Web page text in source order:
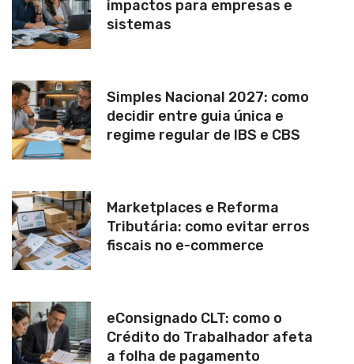
impactos para empresas e
sistemas
Simples Nacional 2027: como
decidir entre guia única e
regime regular de IBS e CBS
Marketplaces e Reforma
Tributária: como evitar erros
fiscais no e-commerce
eConsignado CLT: como o
Crédito do Trabalhador afeta
a folha de pagamento